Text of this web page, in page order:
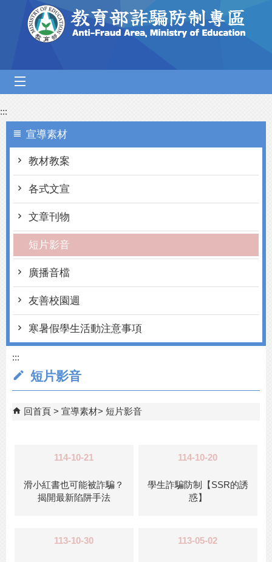
跳到主要內容區塊
:::
宣導素材
教材教案
各式文宣
文章刊物
短片影音
廣播音檔
友善校園週
寒暑假學生活動注意事項
:::
短片影音
回首頁 宣導素材 短片影音
114-10-21
滑小紅書也可能被詐騙？
揭開最新陷阱手法
114-10-20
學生詐騙防制【SSR的誘
惑】
113-10-30 113-05-02